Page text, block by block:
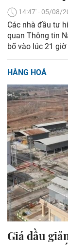
14:47' - 05/08/
Các nhà đầu tư
quan Thông tin
bố vào lúc 21
HÀNG HOÁ
Giá dầu